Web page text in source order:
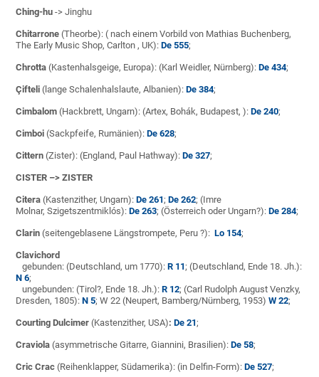
Ching-hu -> Jinghu
Chitarrone (Theorbe): ( nach einem Vorbild von Mathias Buchenberg,
The Early Music Shop, Carlton , UK):De 555;
Chrotta (Kastenhalsgeige, Europa): (Karl Weidler, Nürnberg):De 434;
Çifteli (lange Schalenhalslaute, Albanien):De 384;
Cimbalom (Hackbrett, Ungarn): (Artex, Bohák, Budapest, ):De 240;
Cimboi (Sackpfeife, Rumänien):De 628;
Cittern (Zister): (England, Paul Hathway):De 327;
CISTER –> ZISTER
Citera (Kastenzither, Ungarn):De 261;De 262; (Imre
Molnar, Szigetszentmiklós):De 263; (Österreich oder Ungarn?):De 284;
Clarin (seitengeblasene Längstrompete, Peru ?):Lo 154;
Clavichord
gebunden: (Deutschland, um 1770):R 11; (Deutschland, Ende 18. Jh.):
N 6;
ungebunden: (Tirol?, Ende 18. Jh.):R 12; (Carl Rudolph August Venzky,
Dresden, 1805):N 5; W 22 (Neupert, Bamberg/Nürnberg, 1953)W 22;
Courting Dulcimer (Kastenzither, USA):De 21;
Craviola (asymmetrische Gitarre, Giannini, Brasilien):De 58;
Cric Crac (Reihenklapper, Südamerika): (in Delfin-Form):De 527;